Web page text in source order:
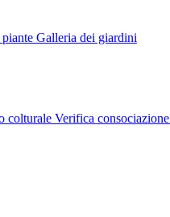
Galleria dei giardini
colturale Verifica consociazione